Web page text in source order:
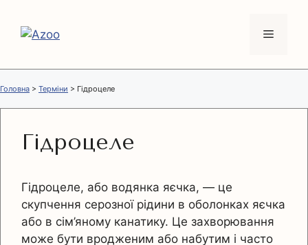
вмісту
Меню
Головна > Терміни > Гідроцеле
Гідроцеле
Гідроцеле, або водянка яєчка, — це
скупчення серозної рідини в оболонках яєчка
або в сім’яному канатику. Це захворювання
може бути вродженим або набутим і часто